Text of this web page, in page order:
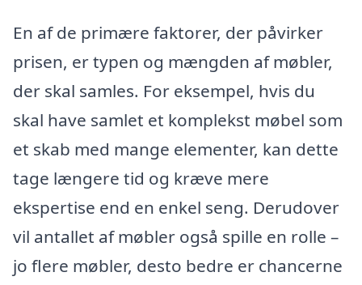
En af de primære faktorer, der påvirker
prisen, er typen og mængden af møbler,
der skal samles. For eksempel, hvis du
skal have samlet et komplekst møbel som
et skab med mange elementer, kan dette
tage længere tid og kræve mere
ekspertise end en enkel seng. Derudover
vil antallet af møbler også spille en rolle –
jo flere møbler, desto bedre er chancerne